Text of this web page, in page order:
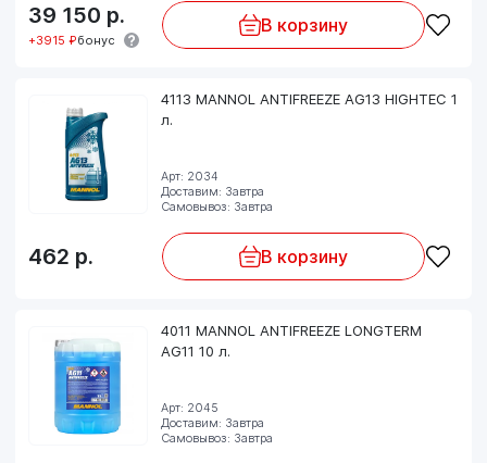
39 150 р.
+3915 ₽бонус
В корзину
4113 MANNOL ANTIFREEZE AG13 HIGHTEC 1
л.
Арт: 2034
Доставим: Завтра
Самовывоз: Завтра
462 р. В корзину
4011 MANNOL ANTIFREEZE LONGTERM
AG11 10 л.
Арт: 2045
Доставим: Завтра
Самовывоз: Завтра